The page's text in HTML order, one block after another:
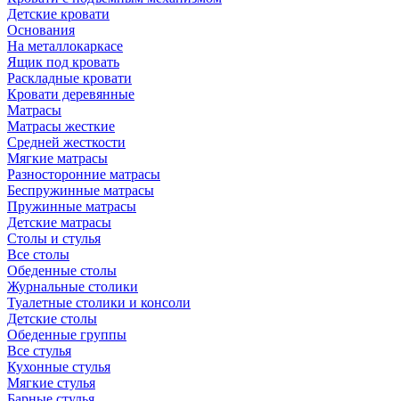
Детские кровати
Основания
На металлокаркасе
Ящик под кровать
Раскладные кровати
Кровати деревянные
Матрасы
Матрасы жесткие
Средней жесткости
Мягкие матрасы
Разносторонние матрасы
Беспружинные матрасы
Пружинные матрасы
Детские матрасы
Столы и стулья
Все столы
Обеденные столы
Журнальные столики
Туалетные столики и консоли
Детские столы
Обеденные группы
Все стулья
Кухонные стулья
Мягкие стулья